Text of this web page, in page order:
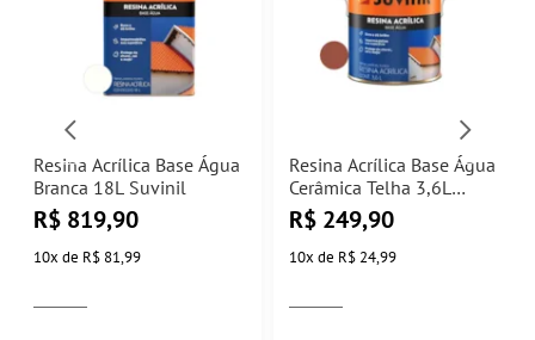
Resina Acrílica Base Água
Branca 18L Suvinil
R$ 819,90
10x de R$ 81,99
Resina Acrílica Base Água
Cerâmica Telha 3,6L
Suvinil
R$ 249,90
10x de R$ 24,99